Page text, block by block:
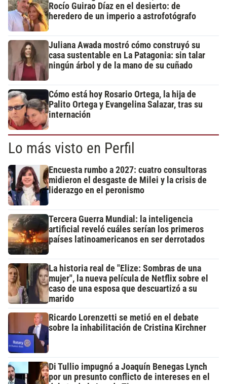
Rocío Guirao Díaz en el desierto: de
heredero de un imperio a astrofotógrafo
Juliana Awada mostró cómo construyó su
casa sustentable en La Patagonia: sin talar
ningún árbol y de la mano de su cuñado
Cómo está hoy Rosario Ortega, la hija de
Palito Ortega y Evangelina Salazar, tras su
internación
Lo más visto en Perfil
Encuesta rumbo a 2027: cuatro consultoras
midieron el desgaste de Milei y la crisis de
liderazgo en el peronismo
Tercera Guerra Mundial: la inteligencia
artificial reveló cuáles serían los primeros
países latinoamericanos en ser derrotados
La historia real de "Elize: Sombras de una
mujer", la nueva película de Netflix sobre el
caso de una esposa que descuartizó a su
marido
Ricardo Lorenzetti se metió en el debate
sobre la inhabilitación de Cristina Kirchner
Di Tullio impugnó a Joaquín Benegas Lynch
por un presunto conflicto de intereses en el